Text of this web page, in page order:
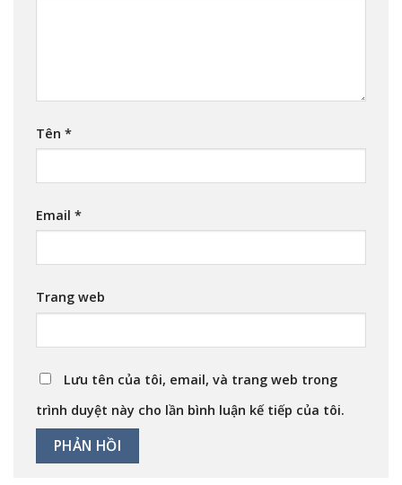
Tên *
Email *
Trang web
Lưu tên của tôi, email, và trang web trong
trình duyệt này cho lần bình luận kế tiếp của tôi.